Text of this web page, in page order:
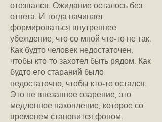
отозвался. Ожидание осталось без
ответа. И тогда начинает
формироваться внутреннее
убеждение, что со мной что-то не так.
Как будто человек недостаточен,
чтобы кто-то захотел быть рядом. Как
будто его стараний было
недостаточно, чтобы кто-то остался.
Это не внезапное озарение, это
медленное накопление, которое со
временем становится фоном.